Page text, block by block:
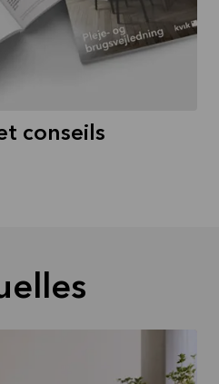
conseils